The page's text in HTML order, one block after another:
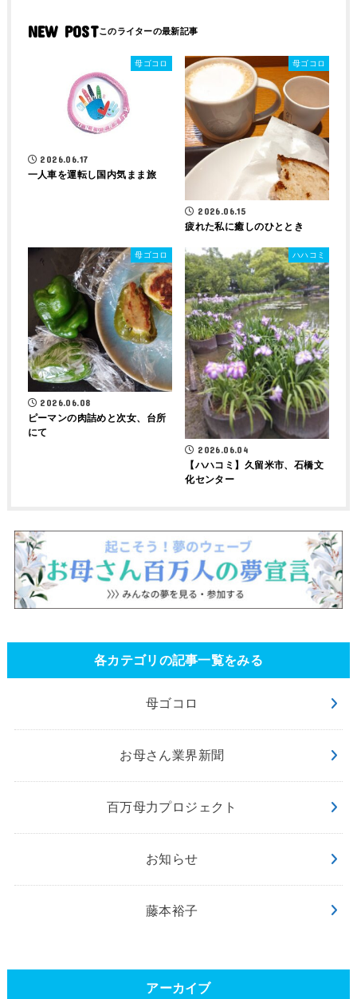
NEW POST
母ゴコロ
2026.06.17
一人車を運転し国内気まま旅
母ゴコロ
2026.06.15
疲れた私に癒しのひととき
母ゴコロ
2026.06.08
ピーマンの肉詰めと次女、台所
にて
ハハコミ
2026.06.04
【ハハコミ】久留米市、石橋文
化センター
各カテゴリの記事一覧をみる
母ゴコロ
お母さん業界新聞
百万母力プロジェクト
お知らせ
藤本裕子
アーカイブ